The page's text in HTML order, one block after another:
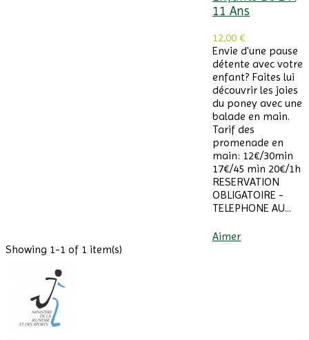
11 Ans
12,00 €
Envie d'une pause
détente avec votre
enfant? Faites lui
découvrir les joies
du poney avec une
balade en main.
Tarif des
promenade en
main: 12€/30min
17€/45 min 20€/1h
RESERVATION
OBLIGATOIRE -
TELEPHONE AU...
Aimer
Showing 1-1 of 1 item(s)